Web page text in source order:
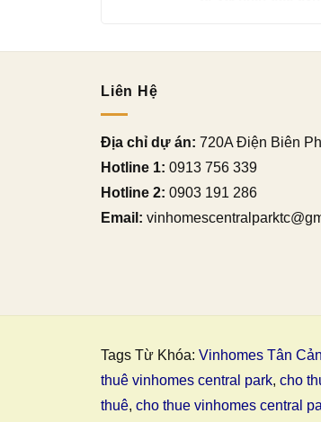
Liên Hệ
Địa chỉ dự án: 720A Điện Biên
Hotline 1: 0913 756 339
Hotline 2: 0903 191 286
Email:
Tags Từ Khóa: Vinhomes Tân
thuê vinhomes central park, cho
thuê, cho thue vinhomes central